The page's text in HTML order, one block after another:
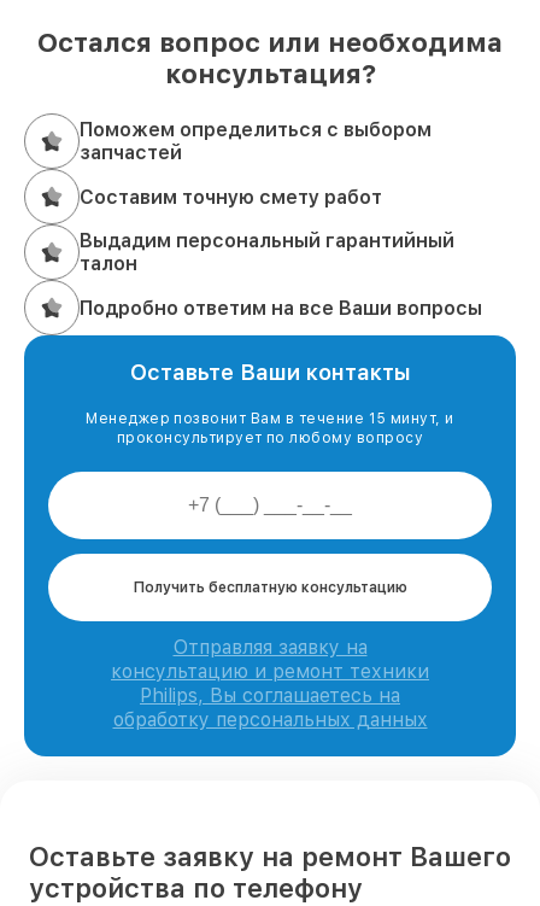
Остался вопрос или необходима
консультация?
Поможем определиться с выбором
запчастей
Составим точную смету работ
Выдадим персональный гарантийный
талон
Подробно ответим на все Ваши вопросы
Оставьте Ваши контакты
Менеджер позвонит Вам в течение 15 минут, и
проконсультирует по любому вопросу
Получить бесплатную консультацию
Отправляя заявку на
консультацию и ремонт техники
Philips, Вы соглашаетесь на
обработку персональных данных
Оставьте заявку на ремонт Вашего
устройства по телефону